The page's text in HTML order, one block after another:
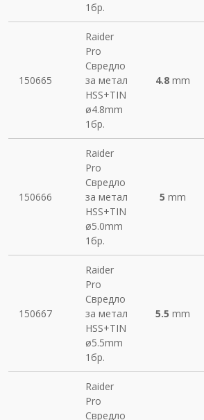
1бр.
150665
Raider
Pro
Свредло
за метал
HSS+TIN
ø4.8mm
1бр.
4.8mm
150666
Raider
Pro
Свредло
за метал
HSS+TIN
ø5.0mm
1бр.
5 mm
150667
Raider
Pro
Свредло
за метал
HSS+TIN
ø5.5mm
1бр.
5.5 mm
Raider
Pro
Свредло